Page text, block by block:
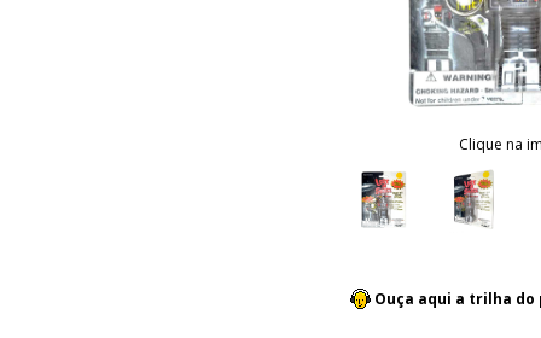
Clique na
Ouça aqui a trilha do